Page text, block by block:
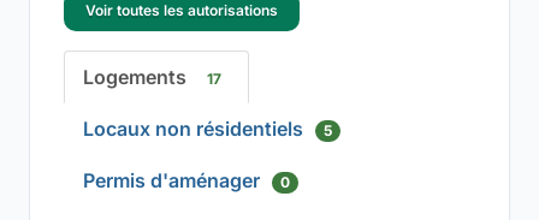
Voir toutes les autorisations
Logements 17
Locaux non résidentiels 5
Permis d'aménager 0